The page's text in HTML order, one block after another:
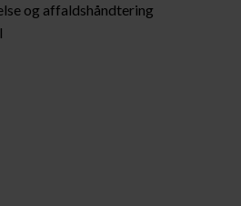
og affaldshåndtering